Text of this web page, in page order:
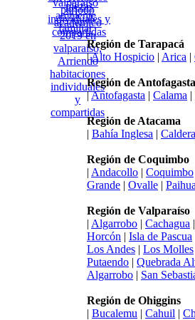
Región de Tarapacá
|Alto Hospicio | Arica |
Región de Antofagasta
|Antofagasta | Calama |
Región de Atacama
| Bahía Inglesa | Caldera
Región de Coquimbo
| Andacollo | Coquimbo
Grande | Ovalle |
Región de Valparaíso
| Algarrobo | Cachagua |
Horcón | Isla de Pascua
Los Andes | Los Molles
Putaendo | Quebrada
Algarrobo | San
Región de Ohiggins
| Bucalemu | Cahuil |